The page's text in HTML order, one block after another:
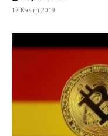
12 Kasım 2019